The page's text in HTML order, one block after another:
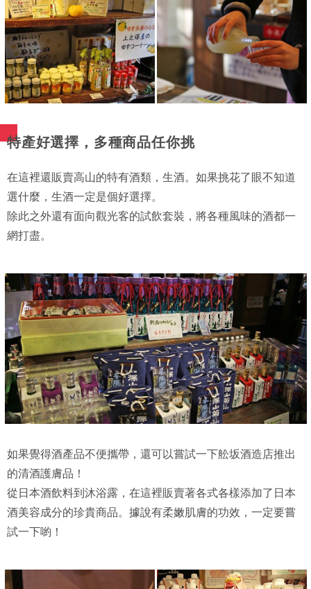
特產好選擇，多種商品任你挑
在這裡還販賣高山的特有酒類，生酒。如果挑花了眼不知道
選什麼，生酒一定是個好選擇。
除此之外還有面向觀光客的試飲套裝，將各種風味的酒都一
網打盡。
如果覺得酒產品不便攜帶，還可以嘗試一下舩坂酒造店推出
的清酒護膚品！
從日本酒飲料到沐浴露，在這裡販賣著各式各樣添加了日本
酒美容成分的珍貴商品。據說有柔嫩肌膚的功效，一定要嘗
試一下喲！